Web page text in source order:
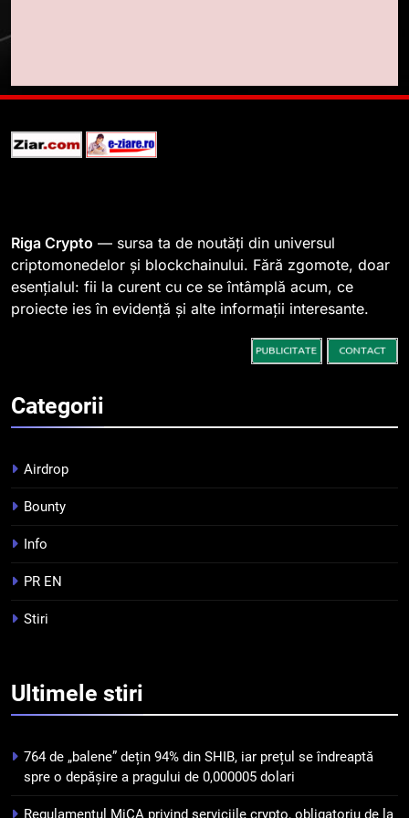
blockchain pentru a asigura
spre o depășire a pragului de
0,000005 dolari
STIRI
2
Regulamentul MiCA privind
serviciile crypto, obligatoriu de
la 1 iulie în România
3
Pariuri cu plata în crypto:
4
criptomonedelor în 2026
INFO
pierdut jumătate din aceștia
puțin de 24 de ore
6
Banii digitali și arhitectura
Riga Crypto — sursa ta de noutăți din universul
criptomonedelor și blockchainului. Fără zgomote, doar
esențialul: fii la curent cu ce se întâmplă acum, ce
proiecte ies în evidență și alte informații interesante.
Categorii
Airdrop
Bounty
Info
PR EN
Stiri
Ultimele stiri
764 de „balene” dețin 94% din SHIB, iar prețul se îndreaptă
spre o depășire a pragului de 0,000005 dolari
Regulamentul MiCA privind serviciile crypto, obligatoriu de la